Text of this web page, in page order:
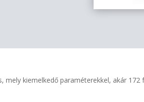
mely kiemelkedő paraméterekkel, akár